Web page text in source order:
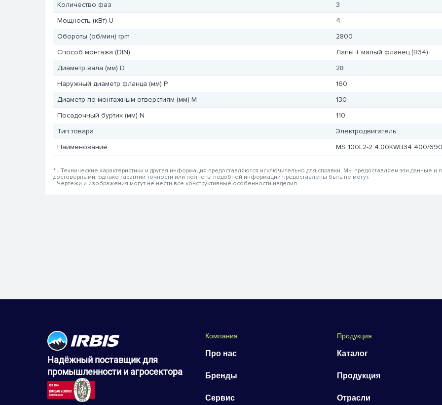
Количество фаз
3
Мощность (кВт) U
4
Обороты (об/мин) rpm
2800
Способ монтажа (DIN)
Лапы + малый фланец (B34)
Диаметр вала (мм) D
28
Наружный диаметр фланца (мм) P
160
Диаметр по монтажным отверстиям (мм) M
130
Посадочный буртик (мм) N
110
Тип товара
Электродвигатель
Наименование
MS 100L2-2 4.00KWB34 400/
* - Технические характеристики и другая информация предоставляются исключительно для справки. Мы предоставляем эти данные
достоверными, однако гарантии точности или полноты подобной информации предоставлены быть не могут.
- Чертежи и изображения могут не нести все конструктивные особенности изделия.
Надёжный поставщик для
промышленности и агросектора
Компания
Про нас
Бренды
Сервис
Продукция
Каталог
Продукция
Отрасли